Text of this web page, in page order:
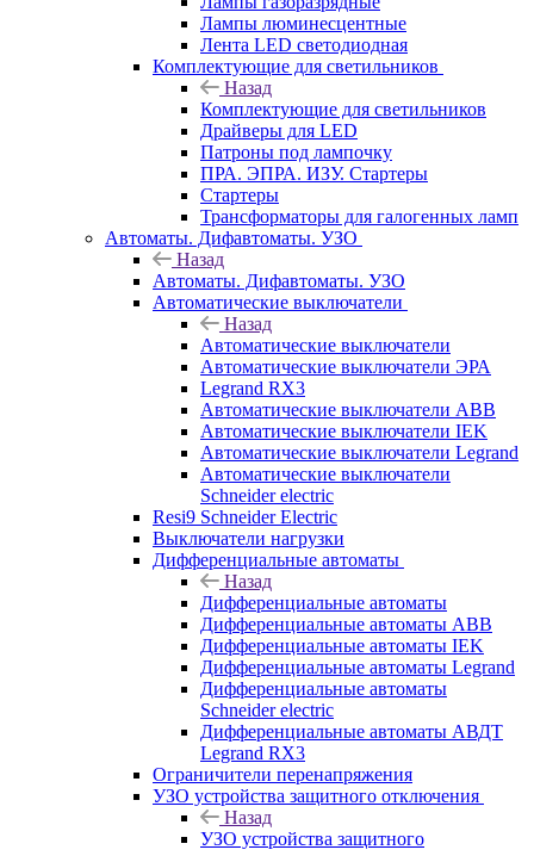
Лампы люминесцентные
Лента LED светодиодная
Комплектующие для светильников
Назад
Комплектующие для светильников
Драйверы для LED
Патроны под лампочку
ПРА. ЭПРА. ИЗУ. Стартеры
Стартеры
Трансформаторы для галогенных ламп
Автоматы. Дифавтоматы. УЗО
Назад
Автоматы. Дифавтоматы. УЗО
Автоматические выключатели
Назад
Автоматические выключатели
Автоматические выключатели ЭРА
Legrand RX3
Автоматические выключатели ABB
Автоматические выключатели IEK
Автоматические выключатели Legrand
Автоматические выключатели
Schneider electric
Resi9 Schneider Electric
Выключатели нагрузки
Дифференциальные автоматы
Назад
Дифференциальные автоматы
Дифференциальные автоматы ABB
Дифференциальные автоматы IEK
Дифференциальные автоматы Legrand
Дифференциальные автоматы
Schneider electric
Дифференциальные автоматы АВДТ
Legrand RX3
Ограничители перенапряжения
УЗО устройства защитного отключения
Назад
УЗО устройства защитного